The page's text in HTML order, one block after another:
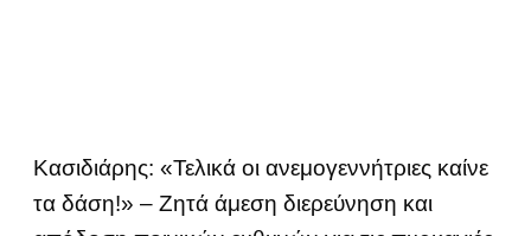
Κασιδιάρης: «Τελικά οι ανεμογεννήτριες καίνε
τα δάση!» – Ζητά άμεση διερεύνηση και